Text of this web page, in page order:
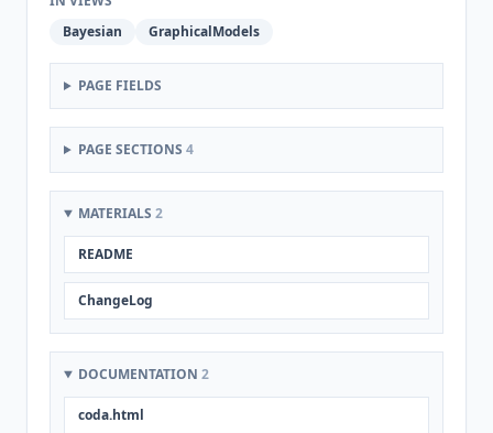
Bayesian
GraphicalModels
PAGE FIELDS
PAGE SECTIONS 4
MATERIALS 2
README
ChangeLog
DOCUMENTATION 2
coda.html